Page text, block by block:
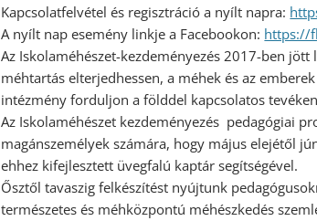
Kapcsolatfelvétel és regisztráció a nyílt napra:
A nyílt nap esemény linkje a Facebookon: https://
Az Iskolaméhészet-kezdeményezés 2017-ben
méhtartás elterjedhessen, a méhek és az
intézmény forduljon a földdel kapcsolatos
Az Iskolaméhészet kezdeményezés pedagógiai
magánszemélyek számára, hogy május elejétől
ehhez kifejlesztett üvegfalú kaptár segítségével.
Ősztől tavaszig felkészítést nyújtunk
természetes és méhközpontú méhészkedés